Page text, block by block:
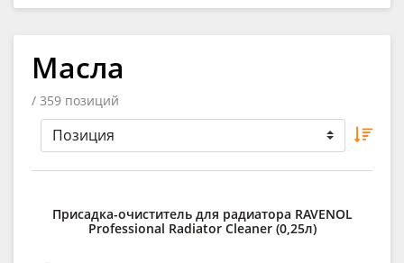
Масла
/ 359 позиций
Присадка-очиститель для радиатора RAVENOL
Professional Radiator Cleaner (0,25л)